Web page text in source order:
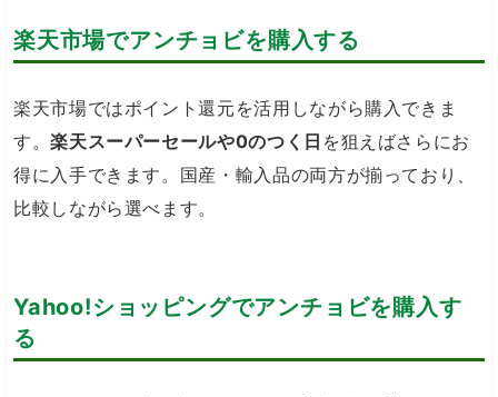
楽天市場でアンチョビを購入する
楽天市場ではポイント還元を活用しながら購入できま
す。楽天スーパーセールや0のつく日 を狙えばさらにお
得に入手できます。国産・輸入品の両方が揃っており、
比較しながら選べます。
Yahoo!ショッピングでアンチョビを購入す
る